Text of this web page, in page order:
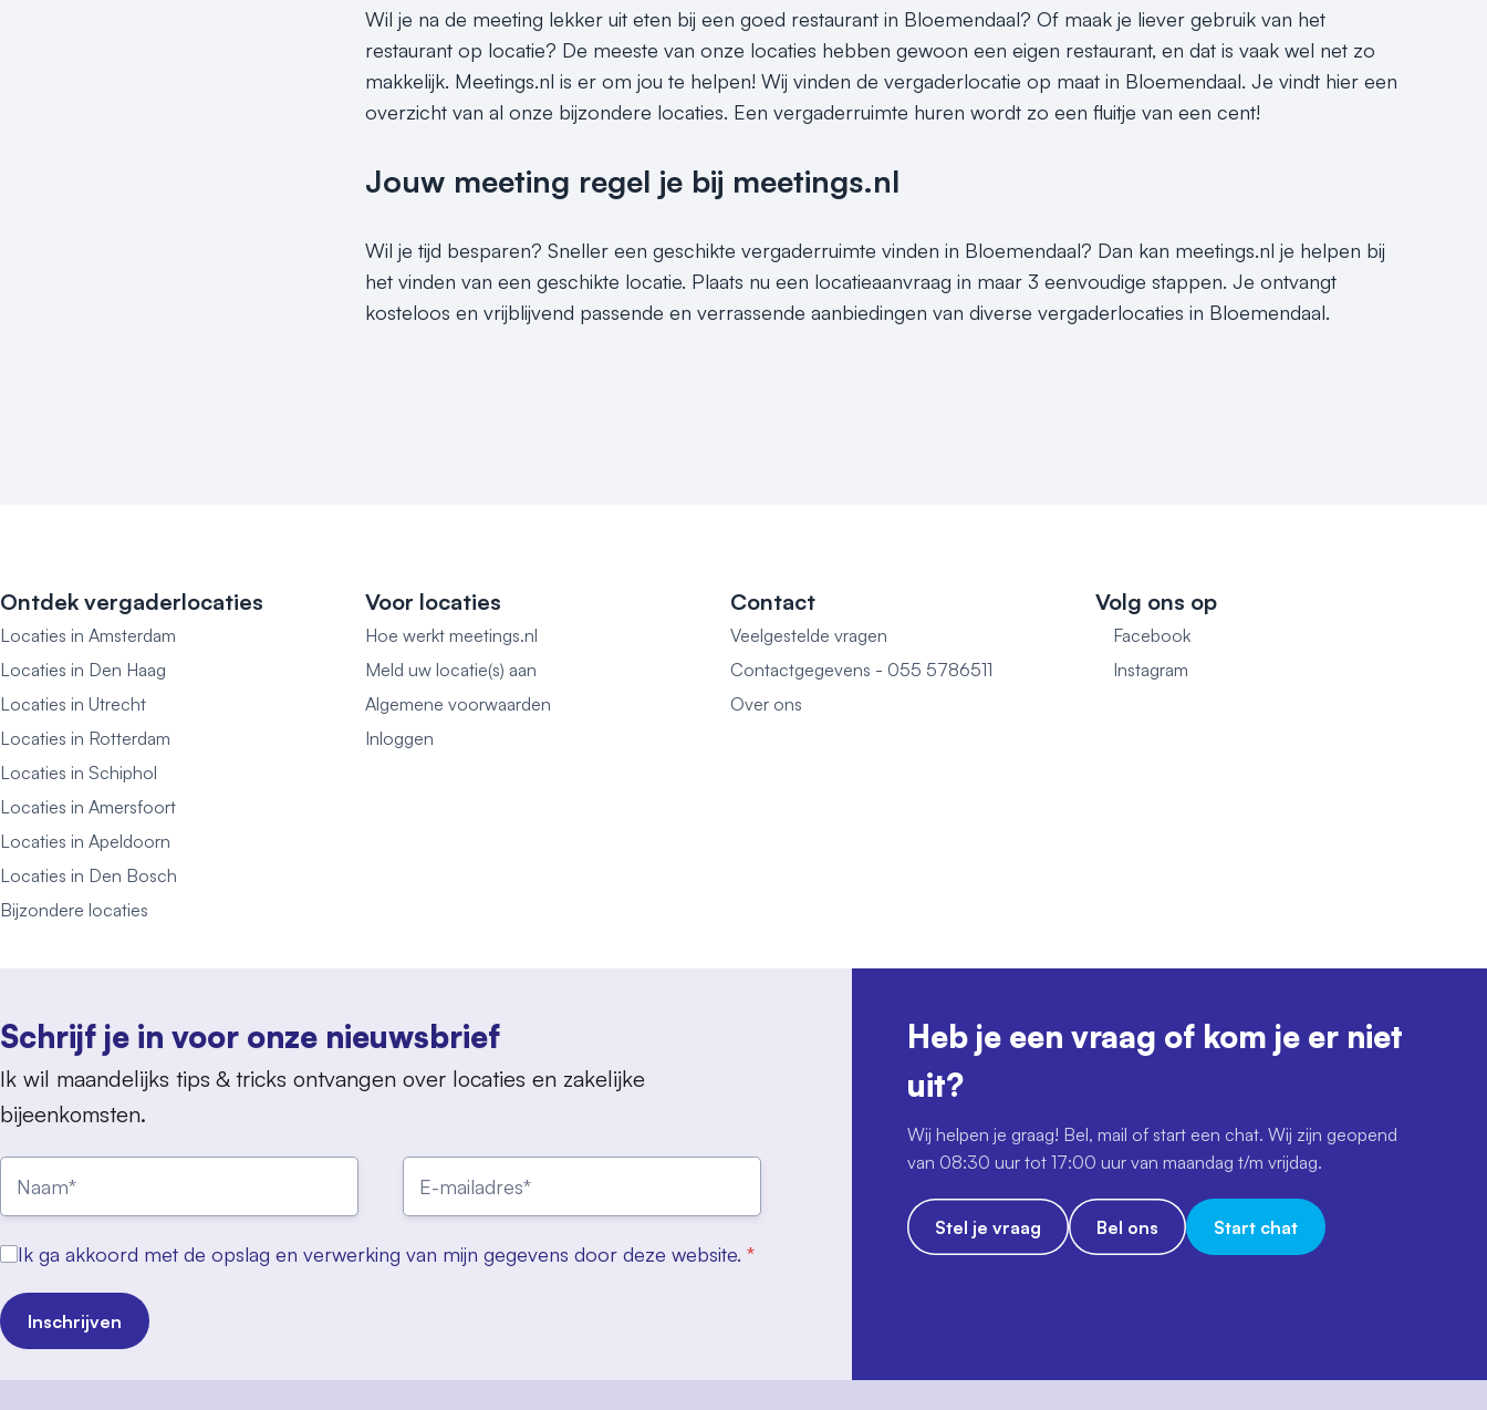
Wil je na de meeting lekker uit eten bij een goed restaurant in Bloemendaal? Of maak je liever gebruik van het
restaurant op locatie? De meeste van onze locaties hebben gewoon een eigen restaurant, en dat is vaak wel net zo
makkelijk. Meetings.nl is er om jou te helpen! Wij vinden de vergaderlocatie op maat in Bloemendaal. Je vindt hier een
overzicht van al onze bijzondere locaties. Een vergaderruimte huren wordt zo een fluitje van een cent!
Jouw meeting regel je bij meetings.nl
Wil je tijd besparen? Sneller een geschikte vergaderruimte vinden in Bloemendaal? Dan kan meetings.nl je helpen bij
het vinden van een geschikte locatie. Plaats nu een locatieaanvraag in maar 3 eenvoudige stappen. Je ontvangt
kosteloos en vrijblijvend passende en verrassende aanbiedingen van diverse vergaderlocaties in Bloemendaal.
Ontdek vergaderlocaties
Locaties in Amsterdam
Locaties in Den Haag
Locaties in Utrecht
Locaties in Rotterdam
Locaties in Schiphol
Locaties in Amersfoort
Locaties in Apeldoorn
Locaties in Den Bosch
Bijzondere locaties
Voor locaties
Hoe werkt meetings.nl
Meld uw locatie(s) aan
Algemene voorwaarden
Inloggen
Contact
Veelgestelde vragen
Contactgegevens - 055 5786511
Over ons
Volg ons op
Facebook
Instagram
Schrijf je in voor onze nieuwsbrief
Ik wil maandelijks tips & tricks ontvangen over locaties en zakelijke
bijeenkomsten.
Ik ga akkoord met de opslag en verwerking van mijn gegevens door deze website. *
Inschrijven
Heb je een vraag of kom je er niet
uit?
Wij helpen je graag! Bel, mail of start een chat. Wij zijn geopend
van 08:30 uur tot 17:00 uur van maandag t/m vrijdag.
Stel je vraag Bel ons Start chat